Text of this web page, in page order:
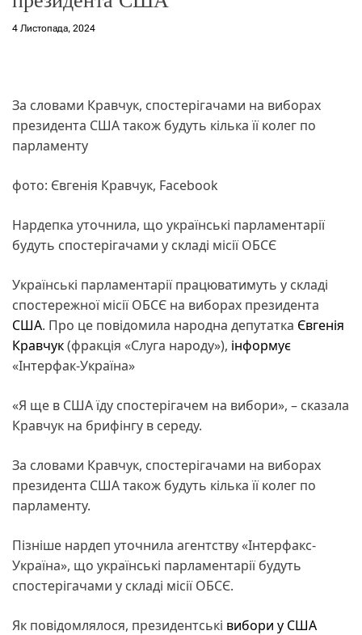
4 Листопада, 2024
За словами Кравчук, спостерігачами на виборах
президента США також будуть кілька її колег по
парламенту
фото: Євгенія Кравчук, Facebook
Нардепка уточнила, що українські парламентарії
будуть спостерігачами у складі місії ОБСЄ
Українські парламентарії працюватимуть у складі
спостережної місії ОБСЄ на виборах президента
США. Про це повідомила народна депутатка Євгенія
Кравчук(фракція «Слуга народу»), інформує
«Інтерфак-Україна»
«Я ще в США їду спостерігачем на вибори», – сказала
Кравчук на брифінгу в середу.
За словами Кравчук, спостерігачами на виборах
президента США також будуть кілька її колег по
парламенту.
Пізніше нардеп уточнила агентству «Інтерфакс-
Україна», що українські парламентарії будуть
спостерігачами у складі місії ОБСЄ.
Як повідомлялося, президентські вибори у США